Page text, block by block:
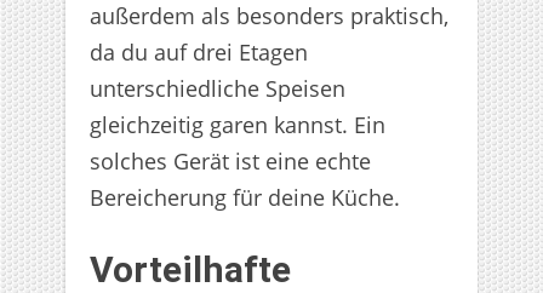
außerdem als besonders praktisch,
da du auf drei Etagen
unterschiedliche Speisen
gleichzeitig garen kannst. Ein
solches Gerät ist eine echte
Bereicherung für deine Küche.
Vorteilhafte